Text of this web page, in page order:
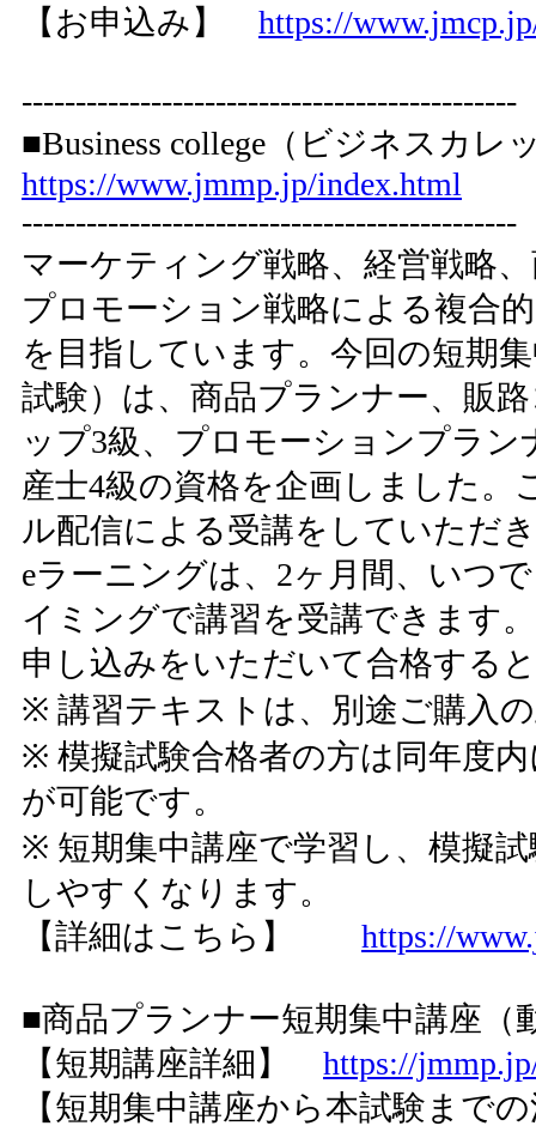
【お申込み】 https://
----------------------------------------------
■Business college（ビジネスカ
https://www.jmmp.jp/index.html
----------------------------------------------
マーケティング戦略、経営戦略
プロモーション戦略による複合
を目指しています。今回の短期
試験）は、商品プランナー、販
ップ3級、プロモーションプラ
産士4級の資格を企画しました
ル配信による受講をしていただ
eラーニングは、2ヶ月間、いつ
イミングで講習を受講できます
申し込みをいただいて合格する
※ 講習テキストは、別途ご購入
※ 模擬試験合格者の方は同年度
が可能です。
※ 短期集中講座で学習し、模擬
しやすくなります。
【詳細はこちら】 https://
■商品プランナー短期集中講座（
【短期講座詳細】 https://
【短期集中講座から本試験まで